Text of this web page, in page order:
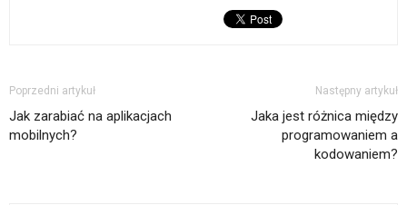
Poprzedni artykuł
Jak zarabiać na aplikacjach
mobilnych?
Następny artykuł
Jaka jest różnica między
programowaniem a
kodowaniem?